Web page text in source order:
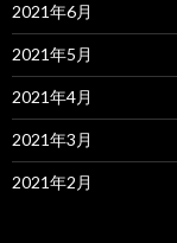
2021年6月
2021年5月
2021年4月
2021年3月
2021年2月